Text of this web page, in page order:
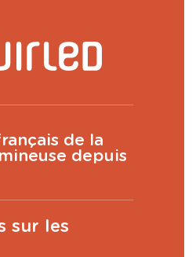
de la
depuis
sur les